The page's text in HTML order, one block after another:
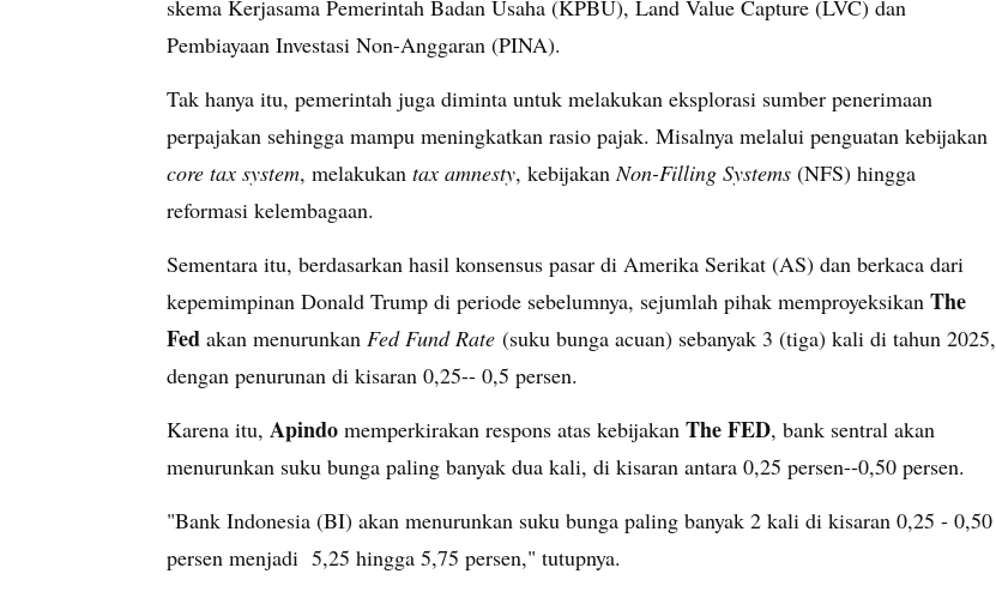
skema Kerjasama Pemerintah Badan Usaha (KPBU), Land Value Capture (LVC) dan
Pembiayaan Investasi Non-Anggaran (PINA).
Tak hanya itu, pemerintah juga diminta untuk melakukan eksplorasi sumber penerimaan
perpajakan sehingga mampu meningkatkan rasio pajak. Misalnya melalui penguatan kebijakan
core tax system, melakukan tax amnesty, kebijakanNon-Filling Systems (NFS) hingga
reformasi kelembagaan.
Sementara itu, berdasarkan hasil konsensus pasar di Amerika Serikat (AS) dan berkaca dari
kepemimpinan Donald Trump di periode sebelumnya, sejumlah pihak memproyeksikan The
Fed akan menurunkan Fed Fund Rate (suku bunga acuan) sebanyak 3 (tiga) kali di tahun 2025,
dengan penurunan di kisaran 0,25-- 0,5 persen.
Karena itu, Apindo memperkirakan respons atas kebijakan The FED, bank sentral akan
menurunkan suku bunga paling banyak dua kali, di kisaran antara 0,25 persen--0,50 persen.
"Bank Indonesia (BI) akan menurunkan suku bunga paling banyak 2 kali di kisaran 0,25 - 0,50
persen menjadi 5,25 hingga 5,75 persen," tutupnya.